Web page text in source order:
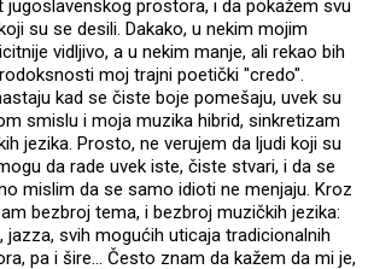
prostora, i da pokažem svu
su se desili. Dakako, u nekim mojim
vidljivo, a u nekim manje, ali rekao bih
moj trajni poetički "credo".
kad se čiste boje pomešaju, uvek su
smislu i moja muzika hibrid, sinkretizam
jezika. Prosto, ne verujem da ljudi koji su
da rade uvek iste, čiste stvari, i da se
mislim da se samo idioti ne menjaju. Kroz
bezbroj tema, i bezbroj muzičkih jezika:
jazza, svih mogućih uticaja tradicionalnih
pa i šire... Često znam da kažem da mi je,